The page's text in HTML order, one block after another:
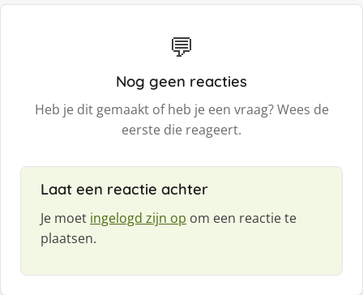
💬
Nog geen reacties
Heb je dit gemaakt of heb je een vraag? Wees de
eerste die reageert.
Laat een reactie achter
Je moet ingelogd zijn op om een reactie te
plaatsen.